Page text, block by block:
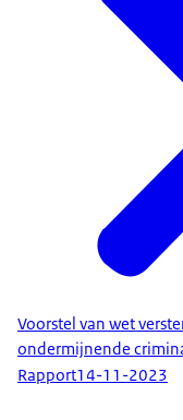
Voorstel van wet
ondermijnende
Rapport14-11-2023